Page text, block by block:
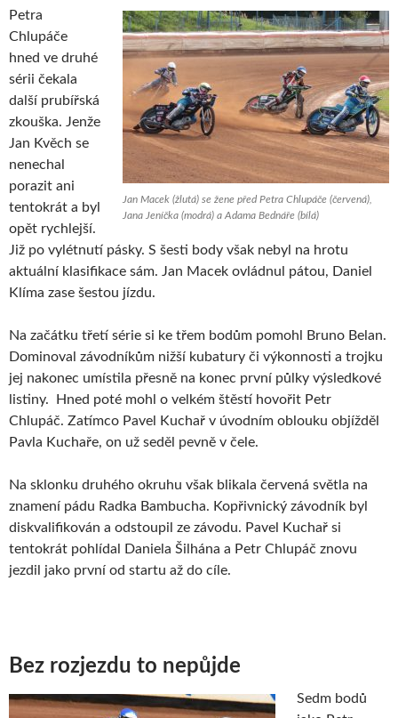
Jan Macek (žlutá) se žene před Petra Chlupáče (červená),
Jana Jeníčka (modrá) a Adama Bednáře (bílá)
Petra
Chlupáče
hned ve druhé
sérii čekala
další prubířská
zkouška. Jenže
Jan Kvěch se
nenechal
porazit ani
tentokrát a byl
opět rychlejší.
Již po vylétnutí pásky. S šesti body však nebyl na hrotu
aktuální klasifikace sám. Jan Macek ovládnul pátou, Daniel
Klíma zase šestou jízdu.
Na začátku třetí série si ke třem bodům pomohl Bruno Belan.
Dominoval závodníkům nižší kubatury či výkonnosti a trojku
jej nakonec umístila přesně na konec první půlky výsledkové
listiny. Hned poté mohl o velkém štěstí hovořit Petr
Chlupáč. Zatímco Pavel Kuchař v úvodním oblouku objížděl
Pavla Kuchaře, on už seděl pevně v čele.
Na sklonku druhého okruhu však blikala červená světla na
znamení pádu Radka Bambucha. Kopřivnický závodník byl
diskvalifikován a odstoupil ze závodu. Pavel Kuchař si
tentokrát pohlídal Daniela Šilhána a Petr Chlupáč znovu
jezdil jako první od startu až do cíle.
Bez rozjezdu to nepůjde
Sedm bodů